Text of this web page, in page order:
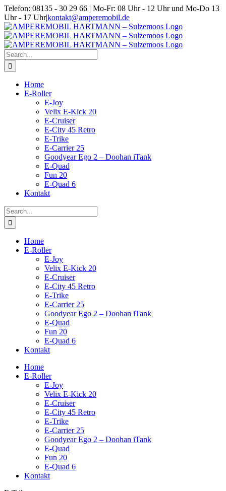
Skip
to
content
Telefon: 08135 - 30 29 66 | Mo-Fr: 08 Uhr - 12 Uhr und Mo-Do 13
Uhr - 17 Uhr|kontakt@amperemobil.de
Search
for:
Home
E-Roller
E-Joy
Velix E-Kick 20
E-Cruiser
E-City 45 Retro
E-Trike
E-Carrier 25
Goodyear Ego 2 – Doohan iTank
E-Quad
Fun 20
E-Quad 6
Kontakt
Search
for:
Home
E-Roller
E-Joy
Velix E-Kick 20
E-Cruiser
E-City 45 Retro
E-Trike
E-Carrier 25
Goodyear Ego 2 – Doohan iTank
E-Quad
Fun 20
E-Quad 6
Kontakt
Home
E-Roller
E-Joy
Velix E-Kick 20
E-Cruiser
E-City 45 Retro
E-Trike
E-Carrier 25
Goodyear Ego 2 – Doohan iTank
E-Quad
Fun 20
E-Quad 6
Kontakt